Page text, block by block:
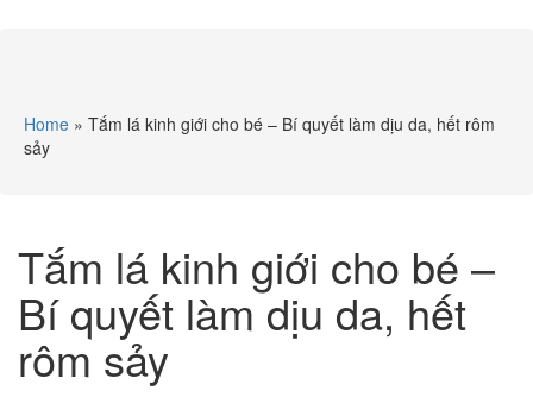
Home » Tắm lá kinh giới cho bé – Bí quyết làm dịu da, hết rôm
sảy
Tắm lá kinh giới cho bé –
Bí quyết làm dịu da, hết
rôm sảy